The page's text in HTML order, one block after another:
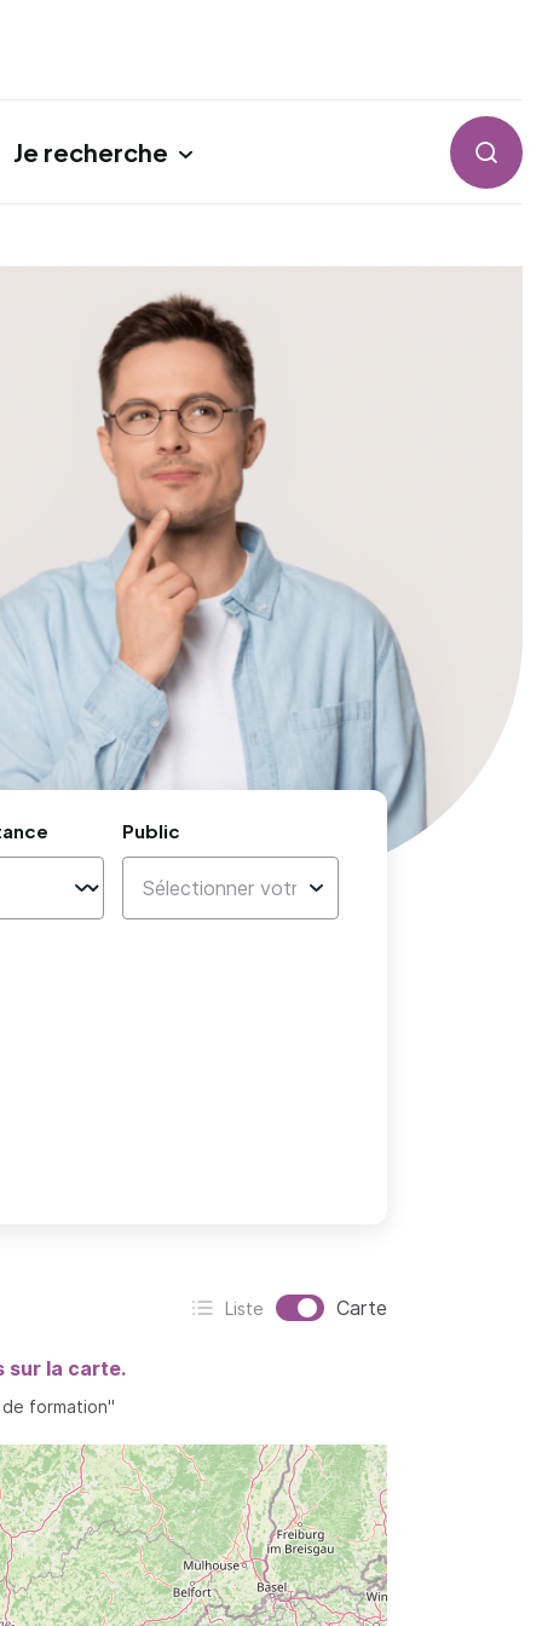
Je recherche
Public
Affichage :
Liste Affichage actif :
Carte
sur la carte.
formation"